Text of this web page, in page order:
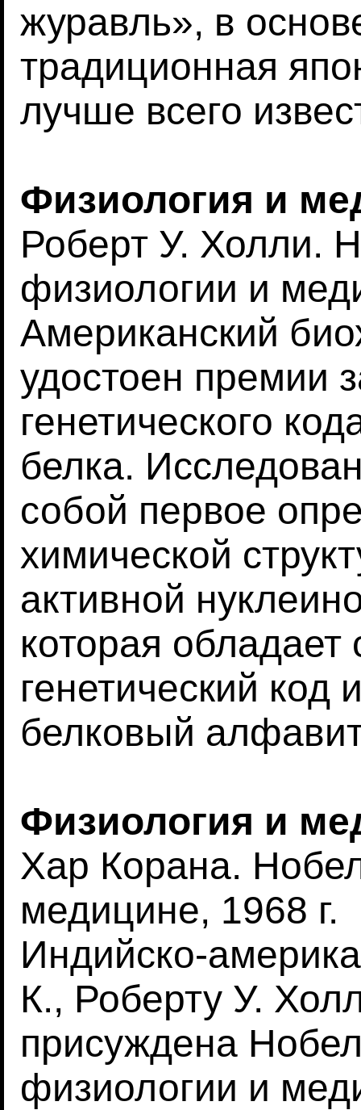
журавль», в
традиционная
лучше всего
Физиология и
Роберт У. Холли.
физиологии и
Американский
удостоен премии
генетического
белка.
собой первое
химической
активной
которая
генетический код
белковый
Физиология и
Хар Корана.
медицине, 1968 г.
Индийско-
К., Роберту У.
присуждена
физиологии и